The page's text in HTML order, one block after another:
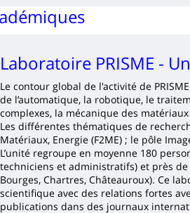
Laboratoire PRISME -
Le contour global de l'activité de
de l’automatique, la robotique, le
complexes, la mécanique des
Les différentes thématiques de
Matériaux, Energie (F2ME) ; le pôle
L’unité regroupe en moyenne 180
techniciens et administratifs) et près de
Bourges, Chartres, Châteauroux). Ce
scientifique avec des relations fortes
publications dans des journaux